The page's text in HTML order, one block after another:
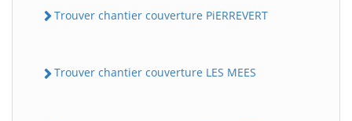
Trouver chantier couverture PiERREVERT
Trouver chantier couverture LES MEES